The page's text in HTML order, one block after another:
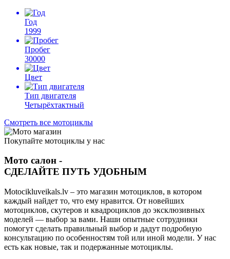
Год
1999
Пробег
30000
Цвет
Тип двигателя
Четырёхтактный
Смотреть все мотоциклы
Покупайте мотоциклы у нас
Мото салон -
СДЕЛАЙТЕ ПУТЬ УДОБНЫМ
Motocikluveikals.lv – это магазин мотоциклов, в котором
каждый найдет то, что ему нравится. От новейших
мотоциклов, скутеров и квадроциклов до эксклюзивных
моделей — выбор за вами. Наши опытные сотрудники
помогут сделать правильный выбор и дадут подробную
консультацию по особенностям той или иной модели. У нас
есть как новые, так и подержанные мотоциклы.